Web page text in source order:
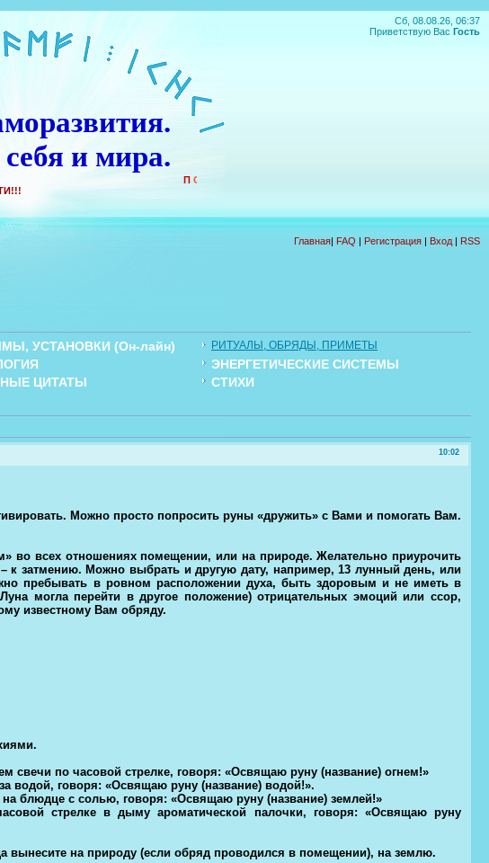
Сб, 08.08.26, 06:37
Приветствую Вас Гость
и мира.
А Р
Главная| FAQ | Регистрация | Вход | RSS
УСТАНОВКИ (Он-лайн) РИТУАЛЫ, ОБРЯДЫ, ПРИМЕТЫ
ЭНЕРГЕТИЧЕСКИЕ СИСТЕМЫ
ЦИТАТЫ
СТИХИ
10:02
Можно просто попросить руны «дружить» с Вами и помогать Вам.
во всех отношениях помещении, или на природе. Желательно приурочить
затмению. Можно выбрать и другую дату, например, 13 лунный день, или
пребывать в ровном расположении духа, быть здоровым и не иметь в
могла перейти в другое положение) отрицательных эмоций или ссор,
известному Вам обряду.
свечи по часовой стрелке, говоря: «Освящаю руну (название) огнем!»
водой, говоря: «Освящаю руну (название) водой!».
блюдце с солью, говоря: «Освящаю руну (название) землей!»
стрелке в дыму ароматической палочки, говоря: «Освящаю руну
вынесите на природу (если обряд проводился в помещении), на землю.